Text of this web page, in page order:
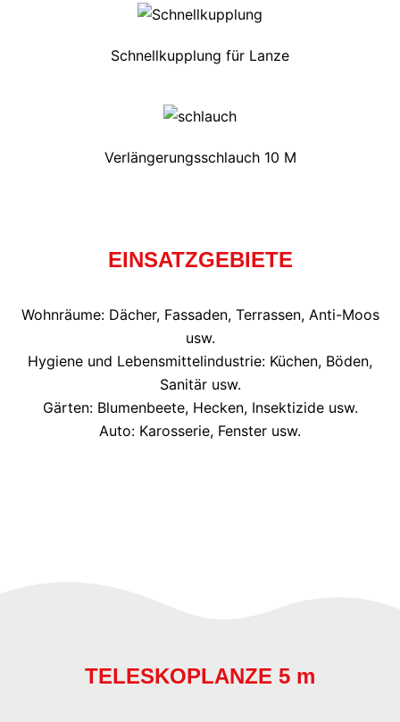
Schnellkupplung für Lanze
Verlängerungsschlauch 10 M
EINSATZGEBIETE
Wohnräume: Dächer, Fassaden, Terrassen, Anti-Moos
usw.
Hygiene und Lebensmittelindustrie: Küchen, Böden,
Sanitär usw.
Gärten: Blumenbeete, Hecken, Insektizide usw.
Auto: Karosserie, Fenster usw.
TELESKOPLANZE 5 m